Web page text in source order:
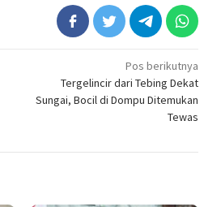
Pos berikutnya
Tergelincir dari Tebing Dekat
Sungai, Bocil di Dompu Ditemukan
Tewas